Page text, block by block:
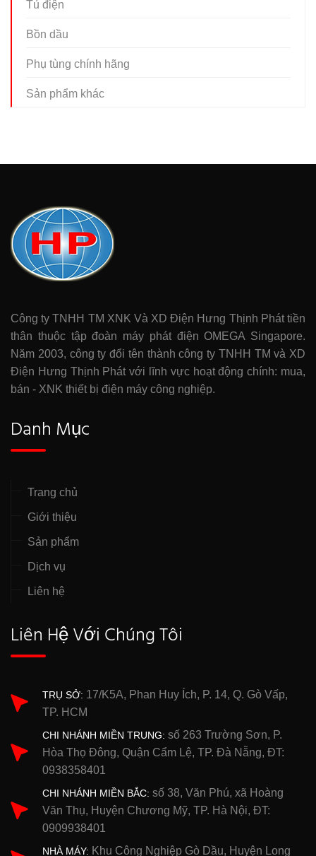
Tủ điện
Bồn dầu
Phụ tùng chính hãng
Sản phẩm khác
Công ty TNHH TM XNK Và XD Điện Hưng Thịnh Phát tiền
thân thuộc tập đoàn máy phát điện OMEGA Singapore.
Năm 2003, công ty đổi tên thành công ty TNHH TM và XD
Điện Hưng Thịnh Phát với lĩnh vực hoạt động chính: mua,
bán - XNK thiết bị điện máy công nghiệp.
Danh Mục
Trang chủ
Giới thiệu
Sản phẩm
Dịch vụ
Liên hệ
Liên Hệ Với Chúng Tôi
TRỤ SỞ: 17/K5A, Phan Huy Ích, P. 14, Q. Gò Vấp,
TP. HCM
CHI NHÁNH MIỀN TRUNG: số 263 Trường Sơn, P.
Hòa Thọ Đông, Quận Cẩm Lệ, TP. Đà Nẵng, ĐT:
0938358401
CHI NHÁNH MIỀN BẮC: số 38, Văn Phú, xã Hoàng
Văn Thụ, Huyện Chương Mỹ, TP. Hà Nội, ĐT:
0909938401
NHÀ MÁY: Khu Công Nghiệp Gò Dầu, Huyện Long